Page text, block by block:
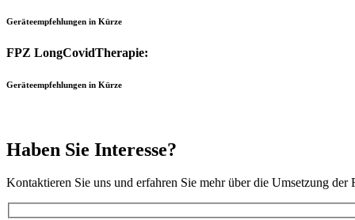
Geräteempfehlungen in Kürze
FPZ LongCovidTherapie:
Geräteempfehlungen in Kürze
Haben Sie Interesse?
Kontaktieren Sie uns und erfahren Sie mehr über die Umsetzung